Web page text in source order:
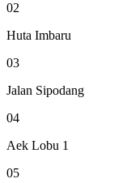
02
Huta Imbaru
03
Jalan Sipodang
04
Aek Lobu 1
05